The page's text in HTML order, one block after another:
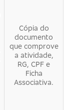
Cópia do
documento
que comprove
a atividade,
RG, CPF e
Ficha
Associativa.